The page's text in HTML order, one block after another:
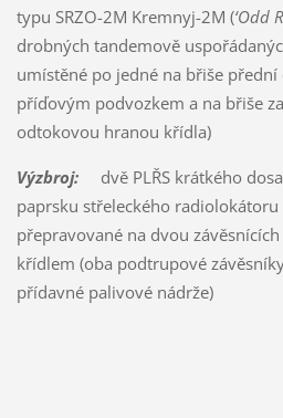
typu SRZO-2M Kremnyj-2M (‘Odd
drobných tandemově
umístěné po jedné na břiše
příďovým podvozkem a na břiše
odtokovou hranou křídla)
Výzbroj:dvě PLŘS krátkého
paprsku střeleckého radiolokátoru
přepravované na dvou
křídlem (oba podtrupové
přídavné palivové nádrže)